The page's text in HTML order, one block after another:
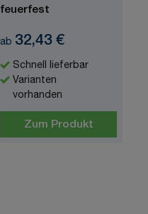
feuerfest
ab 32,43 €
Schnell lieferbar
Varianten
vorhanden
Zum Produkt